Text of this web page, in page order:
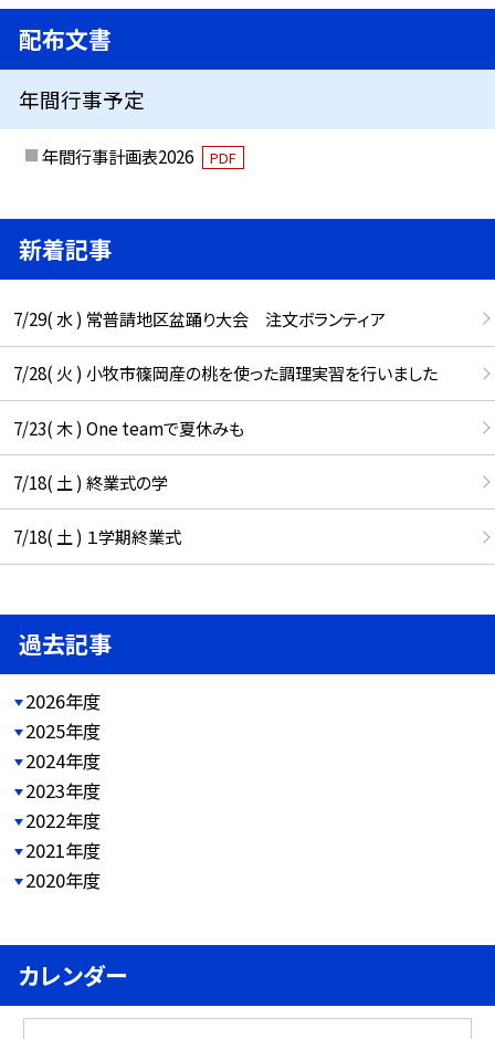
配布文書
年間行事予定
年間行事計画表2026 PDF
新着記事
7/29( 水 ) 常普請地区盆踊り大会 注文ボランティア
7/28( 火 ) 小牧市篠岡産の桃を使った調理実習を行いました
7/23( 木 ) One teamで夏休みも
7/18( 土 ) 終業式の学
7/18( 土 ) １学期終業式
過去記事
2026年度
2025年度
2024年度
2023年度
2022年度
2021年度
2020年度
カレンダー